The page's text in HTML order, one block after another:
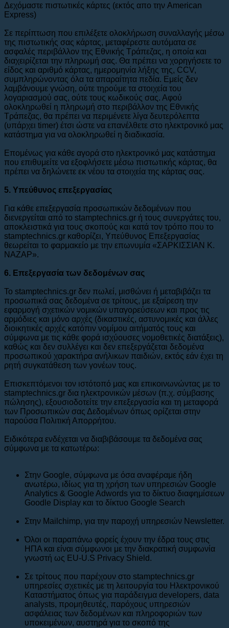
Δεχόμαστε πιστωτικές κάρτες (εκτός απο την American
Express)
Σε περίπτωση που επιλέξετε ολοκλήρωση συναλλαγής μέσω
της πιστωτικής σας κάρτας, μεταφέρεστε αυτόματα σε
ασφαλές περιβάλλον της Εθνικής Τράπεζας, η οποία και
διαχειρίζεται την πληρωμή σας. Θα πρέπει να χορηγήσετε το
είδος και αριθμό κάρτας, ημερομηνία λήξης της, CCV,
συμπληρώνοντας όλα τα απαραίτητα πεδία. Εμείς δεν
λαμβάνουμε γνώση, ούτε τηρούμε τα στοιχεία του
λογαριασμού σας, ούτε τους κωδικούς σας. Αφού
ολοκληρωθεί η πληρωμή στο περιβάλλον της Εθνικής
Τράπεζας, θα πρέπει να περιμένετε λίγα δευτερόλεπτα
(υπάρχει timer) έτσι ώστε να επανέλθετε στο ηλεκτρονικό μας
κατάστημα για να ολοκληρωθεί η διαδικασία.
Επομένως για κάθε αγορά στο ηλεκτρονικό μας κατάστημα
που επιθυμείτε να εξοφλήσετε μέσω πιστωτικής κάρτας, θα
πρέπει να δηλώνετε εκ νέου τα στοιχεία της κάρτας σας.
5. Υπεύθυνος επεξεργασίας
Για κάθε επεξεργασία προσωπικών δεδομένων που
διενεργείται από το stamptechnics.gr ή τους συνεργάτες του,
αποκλειστικά για τους σκοπούς και κατά τον τρόπο που το
stamptechnics.gr καθορίζει, Υπεύθυνος Επεξεργασίας
θεωρείται το φαρμακείο με την επωνυμία «ΣΑΡΚΙΣΣΙΑΝ Κ.
ΝΑΖΑΡ».
6. Eπεξεργασία των δεδομένων σας
To stamptechnics.gr δεν πωλεί, μισθώνει ή μεταβιβάζει τα
προσωπικά σας δεδομένα σε τρίτους, με εξαίρεση την
εφαρμογή σχετικών νομικών υπαγορεύσεων και προς τις
αρμόδιες και μόνο αρχές (δικαστικές, αστυνομικές και άλλες
διοικητικές αρχές κατόπιν νομίμου αιτήματός τους και
σύμφωνα με τις κάθε φορά ισχύουσες νομοθετικές διατάξεις),
καθώς και δεν συλλέγει και δεν επεξεργάζεται δεδομένα
προσωπικού χαρακτήρα ανήλικων παιδιών, εκτός εάν έχει τη
ρητή συγκατάθεση των γονέων τους.
Επισκεπτόμενοι τον ιστότοπό μας και επικοινωνώντας με το
stamptechnics.gr δια ηλεκτρονικών μέσων (π.χ. σύμβασης
πώλησης), εξουσιοδοτείτε την επεξεργασία και τη μεταφορά
των Προσωπικών σας Δεδομένων όπως ορίζεται στην
παρούσα Πολιτική Απορρήτου.
Ειδικότερα ενδέχεται να διαβιβάσουμε τα δεδομένα σας
σύμφωνα με τα κατωτέρω:
Στην Google, σύμφωνα με όσα αναφέραμε ήδη
ανωτέρω, ιδίως για τη χρήση των υπηρεσιών Google
Analytics & Google Adwords για το δίκτυο διαφημίσεων
Goodle Display και το δίκτυο Google Search
Στην Mailchimp, για την παροχή υπηρεσιών Newsletter.
Όλοι οι παραπάνω φορείς έχουν την έδρα τους στις
ΗΠΑ και είναι σύμφωνοι με την διακρατική συμφωνία
γνωστή ως EU-U.S Privacy Shield.
Σε τρίτους που παρέχουν στο stamptechnics.gr
υπηρεσίες σχετικές με τη λειτουργία του Ηλεκτρονικού
Καταστήματος όπως για παράδειγμα developers, data
analysts, προμηθευτές, παρόχους υπηρεσιών
ασφάλειας των δεδομένων και πληροφοριών των
υποκειμένων, αυστηρά για το σκοπό της